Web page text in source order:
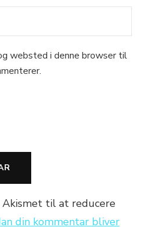
websted i denne browser til
til at reducere
din kommentar bliver